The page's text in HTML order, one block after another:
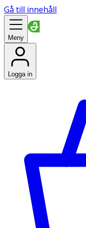
Gå till innehåll
Meny
Logga in